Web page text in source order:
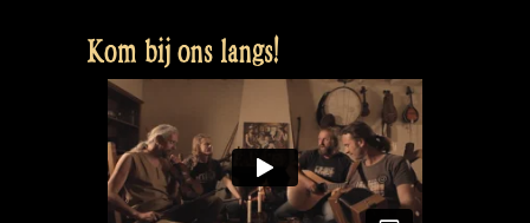
Kom bij ons langs!